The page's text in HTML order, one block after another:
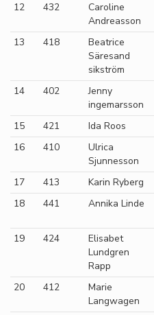
12 432
Caroline
Andreasson
13 418
Beatrice
Säresand
sikström
14 402
Jenny
ingemarsson
15 421 Ida Roos
16
410
Ulrica
Sjunnesson
17 413 Karin Ryberg
18
441 Annika Linde
19 424
Elisabet
Lundgren
Rapp
20 412
Marie
Langwagen